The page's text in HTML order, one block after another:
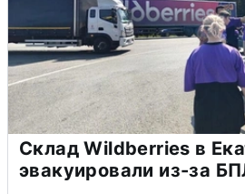
Склад Wildberries в
эвакуировали из-за